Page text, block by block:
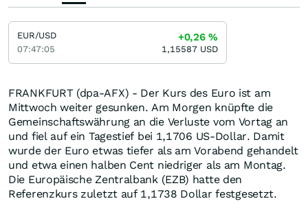
FRANKFURT (dpa-AFX) - Der Kurs des Euro ist am
Mittwoch weiter gesunken. Am Morgen knüpfte die
Gemeinschaftswährung an die Verluste vom Vortag an
und fiel auf ein Tagestief bei 1,1706 US-Dollar. Damit
wurde der Euro etwas tiefer als am Vorabend gehandelt
und etwa einen halben Cent niedriger als am Montag.
Die Europäische Zentralbank (EZB) hatte den
Referenzkurs zuletzt auf 1,1738 Dollar festgesetzt.
EUR/USD
07:47:05
+0,26%
1,15587 USD